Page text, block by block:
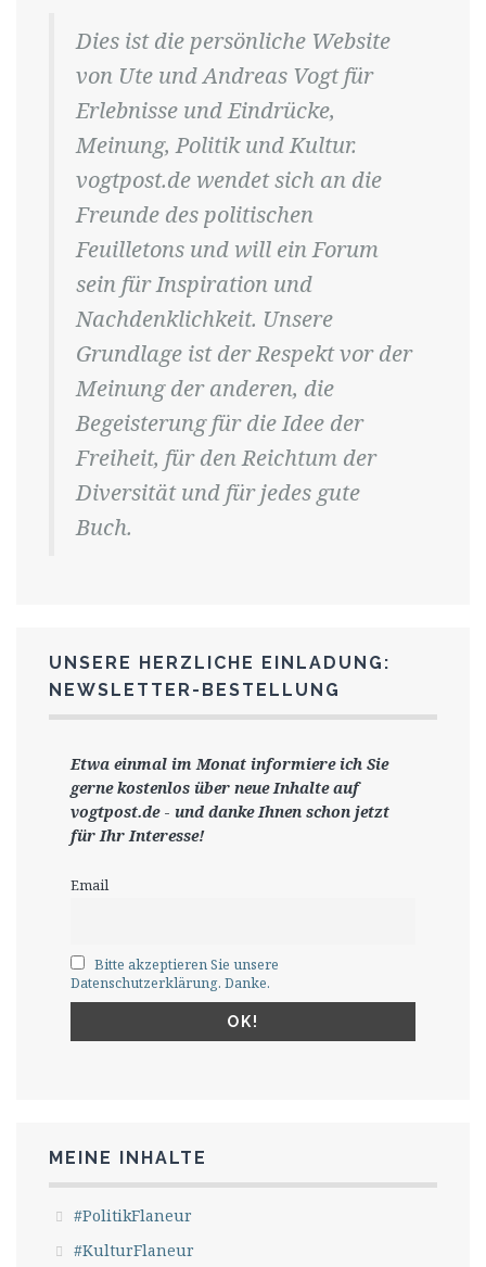
Dies ist die persönliche Website
von Ute und Andreas Vogt für
Erlebnisse und Eindrücke,
Meinung, Politik und Kultur.
vogtpost.de wendet sich an die
Freunde des politischen
Feuilletons und will ein Forum
sein für Inspiration und
Nachdenklichkeit. Unsere
Grundlage ist der Respekt vor der
Meinung der anderen, die
Begeisterung für die Idee der
Freiheit, für den Reichtum der
Diversität und für jedes gute
Buch.
UNSERE HERZLICHE EINLADUNG:
NEWSLETTER-BESTELLUNG
Etwa einmal im Monat informiere ich Sie
gernekostenlos über neue Inhalte auf
vogtpost.de- und danke Ihnen schon jetzt
für Ihr Interesse!
Email
Bitte akzeptieren Sie unsere
Datenschutzerklärung. Danke.
MEINE INHALTE
#PolitikFlaneur
#KulturFlaneur